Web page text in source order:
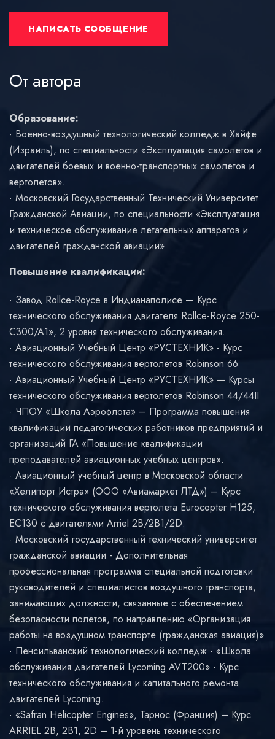
НАПИСАТЬ СООБЩЕНИЕ
От автора
Образование:
Военно-воздушный технологический колледж в Хайфе
(Израиль), по специальности «Эксплуатация самолетов и
двигателей боевых и военно-транспортных самолетов и
вертолетов».
Московский Государственный Технический Университет
Гражданской Авиации, по специальности «Эксплуатация
и техническое обслуживание летательных аппаратов и
двигателей гражданской авиации».
Повышение квалификации:
Завод Rollce-Royce в Индианаполисе — Курс
технического обслуживания двигателя Rollce-Royce 250-
C300/A1», 2 уровня технического обслуживания.
Авиационный Учебный Центр «РУСТЕХНИК» - Курс
технического обслуживания вертолетов Robinson 66
Авиационный Учебный Центр «РУСТЕХНИК» — Курсы
технического обслуживания вертолетов Robinson 44/44II
ЧПОУ «Школа Аэрофлота» – Программа повышения
квалификации педагогических работников предприятий и
организаций ГА «Повышение квалификации
преподавателей авиационных учебных центров».
Авиационный учебный центр в Московской области
«Хелипорт Истра» (ООО «Авиамаркет ЛТД») – Курс
технического обслуживания вертолета Eurocopter H125,
EC130 с двигателями Arriel 2B/2B1/2D.
Московский государственный технический университет
гражданской авиации - Дополнительная
профессиональная программа специальной подготовки
руководителей и специалистов воздушного транспорта,
занимающих должности, связанные с обеспечением
безопасности полетов, по направлению «Организация
работы на воздушном транспорте (гражданская авиация)»
Пенсильванский технологический колледж - «Школа
обслуживания двигателей Lycoming AVT200» - Курс
технического обслуживания и капитального ремонта
двигателей Lycoming.
«Safran Helicopter Engines», Тарнос (Франция) – Курс
ARRIEL 2B, 2B1, 2D – 1-й уровень технического